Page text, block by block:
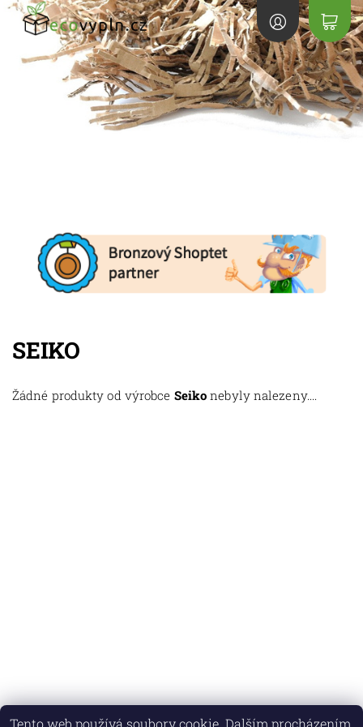
SEIKO
Žádné produkty od výrobce Seiko nebyly nalezeny....
Tento web používá soubory cookie. Dalším procházením